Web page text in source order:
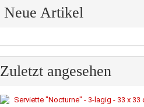
Neue Artikel
Zuletzt angesehen